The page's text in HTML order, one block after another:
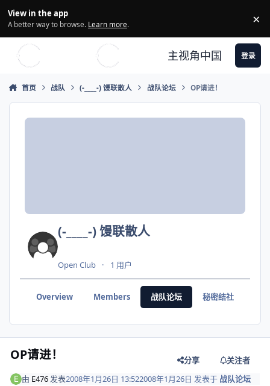
View in the app
A better way to browse. Learn more. ×
主视角中国 登录
首页 战队 (-____-) 馒联散人 战队论坛 OP请进！
(-____-) 馒联散人
Open Club 1 用户
Overview Members 战队论坛 秘密结社
OP请进！ 分享
关注者
由 E476 发表2008年1月26日 13:522008年1月26日 发表于 战队论坛